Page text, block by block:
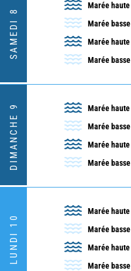
SAMEDI 8
Marée haute
Marée basse
Marée haute
Marée basse
DIMANCHE 9 Marée haute
Marée basse
Marée haute
Marée basse
LUNDI 10
Marée haute
Marée basse
Marée haute
Marée basse